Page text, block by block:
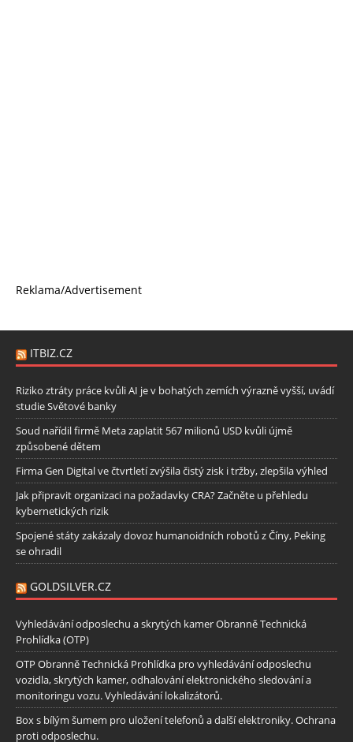
Reklama/Advertisement
ITBIZ.CZ
Riziko ztráty práce kvůli AI je v bohatých zemích výrazně vyšší, uvádí
studie Světové banky
Soud nařídil firmě Meta zaplatit 567 milionů USD kvůli újmě
způsobené dětem
Firma Gen Digital ve čtvrtletí zvýšila čistý zisk i tržby, zlepšila výhled
Jak připravit organizaci na požadavky CRA? Začněte u přehledu
kybernetických rizik
Spojené státy zakázaly dovoz humanoidních robotů z Číny, Peking
se ohradil
GOLDSILVER.CZ
Vyhledávání odposlechu a skrytých kamer Obranně Technická
Prohlídka (OTP)
OTP Obranně Technická Prohlídka pro vyhledávání odposlechu
vozidla, skrytých kamer, odhalování elektronického sledování a
monitoringu vozu. Vyhledávání lokalizátorů.
Box s bílým šumem pro uložení telefonů a další elektroniky. Ochrana
proti odposlechu.